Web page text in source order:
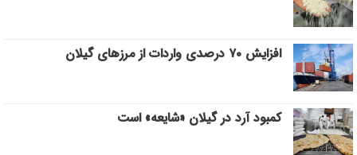
افزایش ۷۰ درصدی واردات از مرزهای گیلان
کمبود آرد در گیلان «شایعه» است